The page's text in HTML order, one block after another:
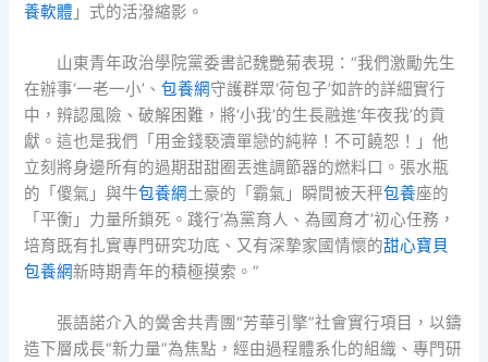
養軟體 」式的活潑縮影。
山東青年政治學院黨委書記魏艷菊表現：“我們激勵先生
在辦事‘一老一小’、包養網守護群眾‘荷包子’如許的詳細實行
中，辨認風險、破解困難，將‘小我’的生長融進‘年夜我’的貢
獻。這也是我們「用金錢褻瀆單戀的純粹！不可饒恕！」他
立刻將身邊所有的過期甜甜圈丟進調節器的燃料口。張水瓶
的「傻氣」與牛包養網土豪的「霸氣」瞬間被天秤包養座的
「平衡」力量所鎖死。踐行‘為黨育人、為國育才’初心任務，
培育既有扎實專門研究功底、又有深摯家國情懷的甜心寶貝
包養網新時期青年的積極摸索。”
張語諾介入的黌舍共青團“芳華引擎”社會實行項目，以鑄
造下層成長“新力量”為焦點，經由過程體系化的組織、專門研